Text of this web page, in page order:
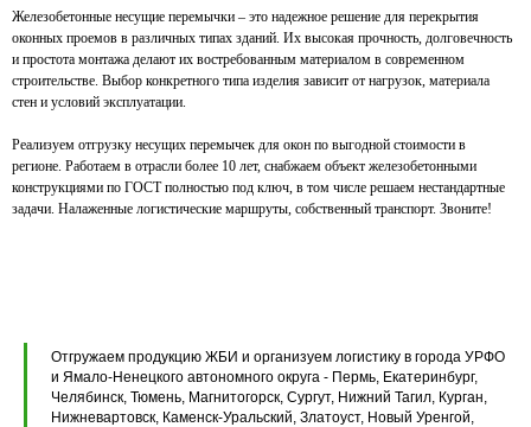
Железобетонные несущие перемычки – это надежное решение для перекрытия
оконных проемов в различных типах зданий. Их высокая прочность, долговечность
и простота монтажа делают их востребованным материалом в современном
строительстве. Выбор конкретного типа изделия зависит от нагрузок, материала
стен и условий эксплуатации.
Реализуем отгрузку несущих перемычек для окон по выгодной стоимости в
регионе. Работаем в отрасли более 10 лет, снабжаем объект железобетонными
конструкциями по ГОСТ полностью под ключ, в том числе решаем нестандартные
задачи. Налаженные логистические маршруты, собственный транспорт. Звоните!
Отгружаем продукцию ЖБИ и организуем логистику в города УРФО
и Ямало-Ненецкого автономного округа - Пермь, Екатеринбург,
Челябинск, Тюмень, Магнитогорск, Сургут, Нижний Тагил, Курган,
Нижневартовск, Каменск-Уральский, Златоуст, Новый Уренгой,
Кольца стеновые
Элементы лестниц
Плиты перекрытия ПБ
Плиты перекрытия ПТ